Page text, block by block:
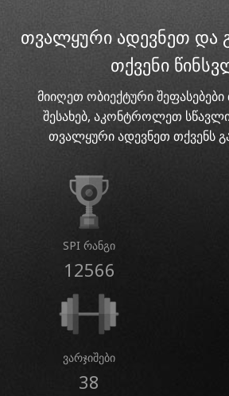
თვალყური ადევნეთ და
თქვენი
მიიღეთ ობიექტური
შესახებ, აკონტროლეთ
თვალყური ადევნეთ თქვენს
SPI რანგი
12566
ვარჯიშები
38